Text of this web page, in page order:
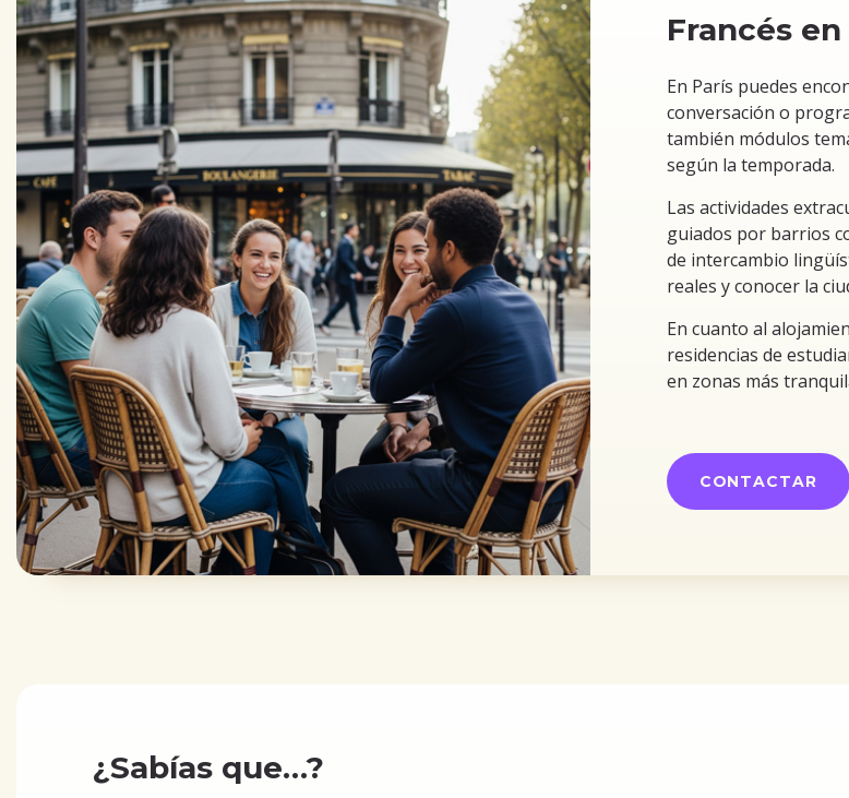
Francés
En París puedes
conversación o
también módulos
según la temporada.
Las actividades
guiados por barrios
de intercambio
reales y conocer la
En cuanto al
residencias de
en zonas más
CONTACTAR
¿Sabías que…?